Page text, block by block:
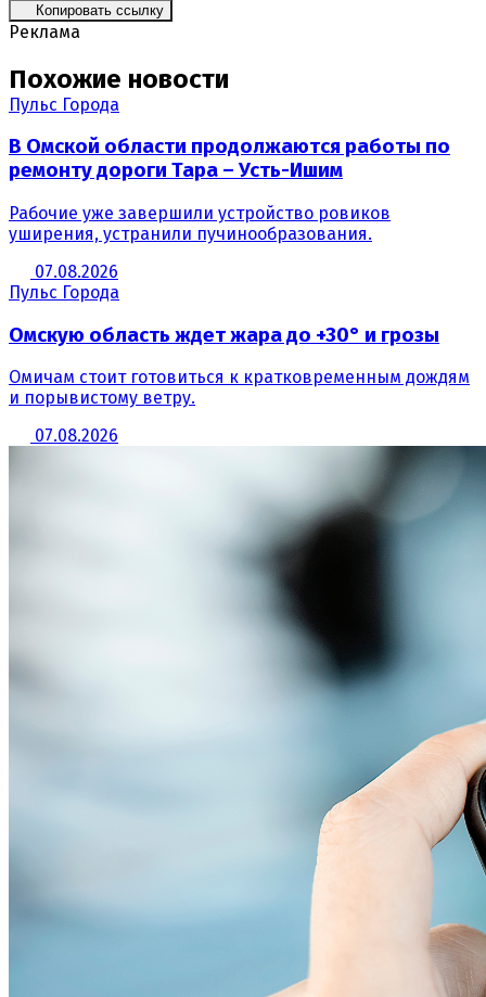
Копировать ссылку
Реклама
Похожие новости
Пульс Города
В Омской области продолжаются работы по
ремонту дороги Тара – Усть-Ишим
Рабочие уже завершили устройство ровиков
уширения, устранили пучинообразования.
07.08.2026
Пульс Города
Омскую область ждет жара до +30° и грозы
Омичам стоит готовиться к кратковременным дождям
и порывистому ветру.
07.08.2026